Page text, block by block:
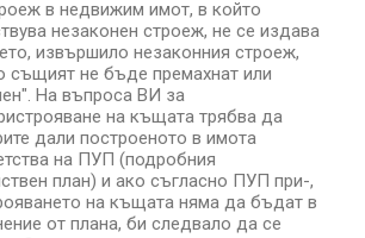
в недвижим имот, в който
незаконен строеж, не се издава
извършило незаконния строеж,
същият не бъде премахнат или
На въпроса ВИ за
на къщата трябва да
дали построеното в имота
на ПУП (подробния
план) и ако съгласно ПУП при-,
на къщата няма да бъдат в
от плана, би следвало да се